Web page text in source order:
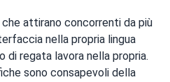
attirano concorrenti da più
nella propria lingua
regata lavora nella propria.
sono consapevoli della